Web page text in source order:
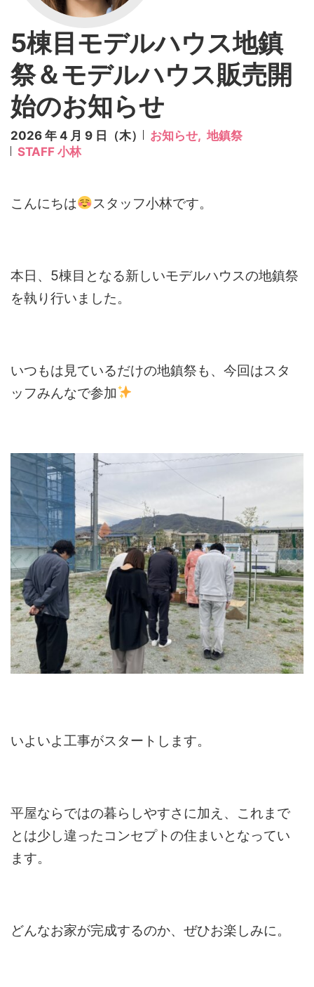
5棟目モデルハウス地鎮
祭＆モデルハウス販売開
始のお知らせ
2026 年 4 月 9 日（木） お知らせ, 地鎮祭
STAFF 小林
こんにちは スタッフ小林です。
本日、5棟目となる新しいモデルハウスの地鎮祭
を執り行いました。
いつもは見ているだけの地鎮祭も、今回はスタ
ッフみんなで参加
いよいよ工事がスタートします。
平屋ならではの暮らしやすさに加え、これまで
とは少し違ったコンセプトの住まいとなってい
ます。
どんなお家が完成するのか、ぜひお楽しみに。